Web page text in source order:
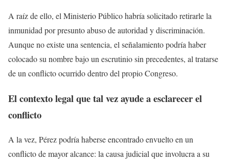
A raíz de ello, el Ministerio Público habría solicitado retirarle la
inmunidad por presunto abuso de autoridad y discriminación.
Aunque no existe una sentencia, el señalamiento podría haber
colocado su nombre bajo un escrutinio sin precedentes, al tratarse
de un conflicto ocurrido dentro del propio Congreso.
El contexto legal que tal vez ayude a esclarecer el
conflicto
A la vez, Pérez podría haberse encontrado envuelto en un
conflicto de mayor alcance: la causa judicial que involucra a su